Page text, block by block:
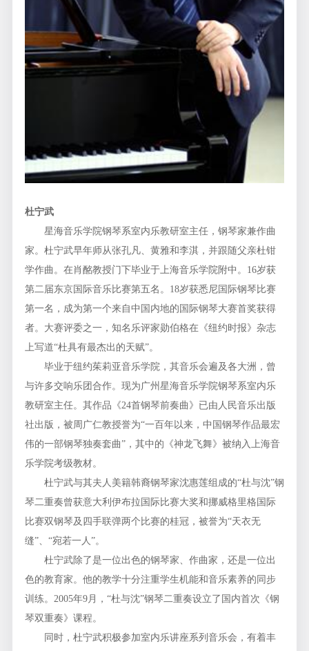
杜宁武
星海音乐学院钢琴系室内乐教研室主任，钢琴家兼作曲
家。杜宁武早年师从张孔凡、黄雅和李淇，并跟随父亲杜钳
学作曲。在肖酩教授门下毕业于上海音乐学院附中。16岁获
第二届东京国际音乐比赛第五名。18岁获悉尼国际钢琴比赛
第一名，成为第一个来自中国内地的国际钢琴大赛首奖获得
者。大赛评委之一，知名乐评家勋伯格在《纽约时报》杂志
上写道“杜具有最杰出的天赋”。
毕业于纽约茱莉亚音乐学院，其音乐会遍及各大洲，曾
与许多交响乐团合作。现为广州星海音乐学院钢琴系室内乐
教研室主任。其作品《24首钢琴前奏曲》已由人民音乐出版
社出版，被周广仁教授誉为“一百年以来，中国钢琴作品最宏
伟的一部钢琴独奏套曲”，其中的《神龙飞舞》被纳入上海音
乐学院考级教材。
杜宁武与其夫人美籍韩裔钢琴家沈惠莲组成的“杜与沈”钢
琴二重奏曾获意大利伊布拉国际比赛大奖和挪威格里格国际
比赛双钢琴及四手联弹两个比赛的桂冠，被誉为“天衣无
缝”、“宛若一人”。
杜宁武除了是一位出色的钢琴家、作曲家，还是一位出
色的教育家。他的教学十分注重学生机能和音乐素养的同步
训练。2005年9月，“杜与沈”钢琴二重奏设立了国内首次《钢
琴双重奏》课程。
同时，杜宁武积极参加室内乐讲座系列音乐会，有着丰